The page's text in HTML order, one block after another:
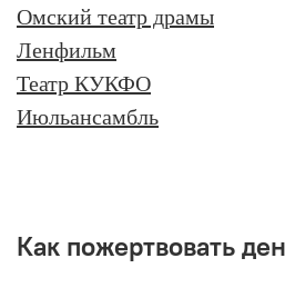
Омский театр драмы
Ленфильм
Театр КУКФО
Июльансамбль
Как пожертвовать